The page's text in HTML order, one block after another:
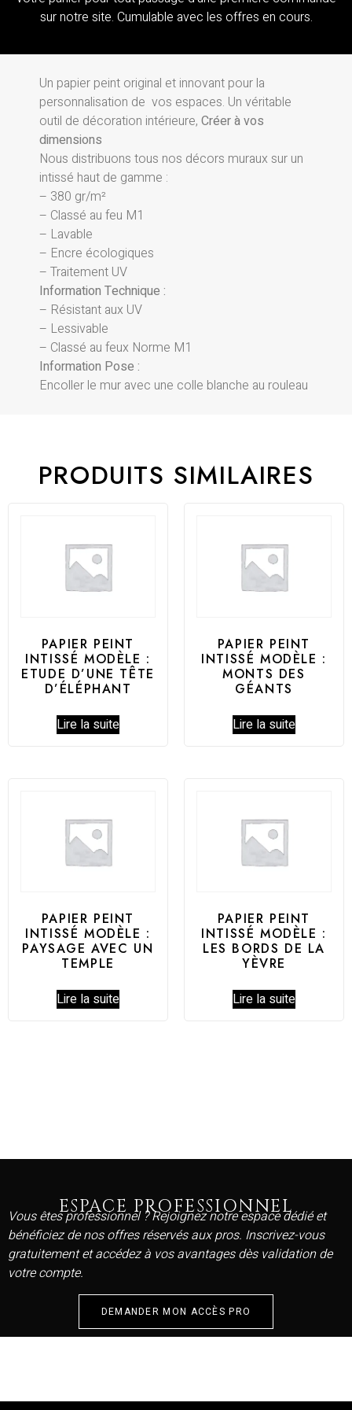
sur notre site. Cumulable avec les offres en cours.
Un papier peint original et innovant pour la
personnalisation de vos espaces. Un véritable
outil de décoration intérieure, Créer à vos
dimensions
Nous distribuons tous nos décors muraux sur un
intissé haut de gamme :
– 380 gr/m²
– Classé au feu M1
– Lavable
– Encre écologiques
– Traitement UV
Information Technique :
– Résistant aux UV
– Lessivable
– Classé au feux Norme M1
Information Pose :
Encoller le mur avec une colle blanche au rouleau
PRODUITS SIMILAIRES
PAPIER PEINT
INTISSÉ MODÈLE :
ETUDE D’UNE TÊTE
D’ÉLÉPHANT
Lire la suite
PAPIER PEINT
INTISSÉ MODÈLE :
MONTS DES
GÉANTS
Lire la suite
PAPIER PEINT
INTISSÉ MODÈLE :
PAYSAGE AVEC UN
TEMPLE
Lire la suite
PAPIER PEINT
INTISSÉ MODÈLE :
LES BORDS DE LA
YÈVRE
Lire la suite
ESPACE PROFESSIONNEL
Vous êtes professionnel ? Rejoignez notre espace dédié et
bénéficiez de nos offres réservés aux pros. Inscrivez-vous
gratuitement et accédez à vos avantages dès validation de
votre compte.
DEMANDER MON ACCÈS PRO